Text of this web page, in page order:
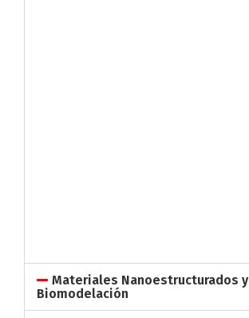
Materiales Nanoestructurados y
Biomodelación